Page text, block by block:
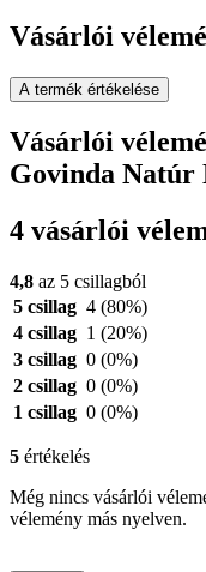
Vásárlói
A termék értékelése
Vásárlói
Govinda Natúr
4 vásárlói
4,8 az 5 csillagból
5 csillag 4 (80%)
4 csillag 1 (20%)
3 csillag 0 (0%)
2 csillag 0 (0%)
1 csillag 0 (0%)
5 értékelés
Még nincs vásárlói
vélemény más nyelven.